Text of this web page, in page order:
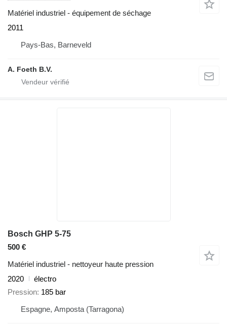
Matériel industriel - équipement de séchage
2011
Pays-Bas, Barneveld
A. Foeth B.V.
Bosch GHP 5-75
500 €
Matériel industriel - nettoyeur haute pression
2020
électro
Pression 185 bar
Espagne, Amposta (Tarragona)